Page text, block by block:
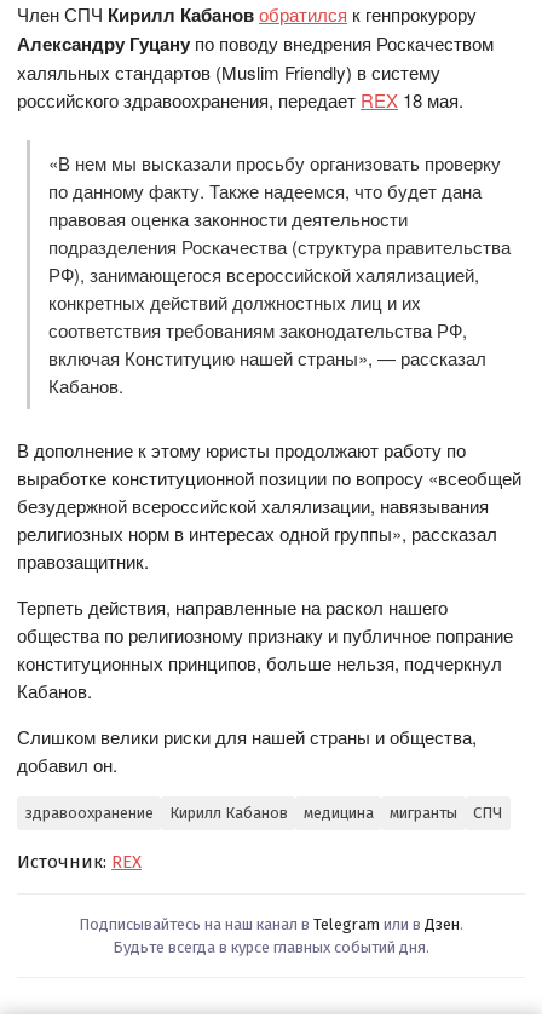
Член СПЧ Кирилл Кабановобратился к генпрокурору
Александру Гуцану по поводу внедрения Роскачеством
халяльных стандартов (Muslim Friendly) в систему
российского здравоохранения, передает REX 18 мая.
«В нем мы высказали просьбу организовать проверку
по данному факту. Также надеемся, что будет дана
правовая оценка законности деятельности
подразделения Роскачества (структура правительства
РФ), занимающегося всероссийской халялизацией,
конкретных действий должностных лиц и их
соответствия требованиям законодательства РФ,
включая Конституцию нашей страны», — рассказал
Кабанов.
В дополнение к этому юристы продолжают работу по
выработке конституционной позиции по вопросу «всеобщей
безудержной всероссийской халялизации, навязывания
религиозных норм в интересах одной группы», рассказал
правозащитник.
Терпеть действия, направленные на раскол нашего
общества по религиозному признаку и публичное попрание
конституционных принципов, больше нельзя, подчеркнул
Кабанов.
Слишком велики риски для нашей страны и общества,
добавил он.
здравоохранение Кирилл Кабанов медицина мигранты СПЧ
Источник: REX
Подписывайтесь на наш канал в Telegram или в Дзен.
Будьте всегда в курсе главных событий дня.